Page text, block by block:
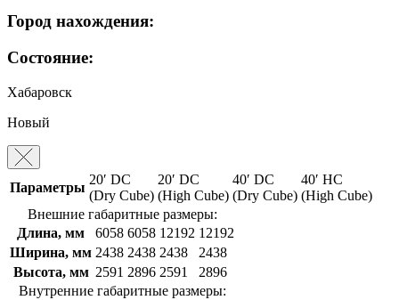
Город нахождения:
Состояние:
Хабаровск
Новый
Параметры
20′ DC
(Dry Cube)
20′ DC
(High Cube)
40′ DC
(Dry Cube)
40′ HC
(High Cube)
Внешние габаритные размеры:
Длина, мм
6058 6058 12192 12192
Ширина, мм 2438 2438 2438
2438
Высота, мм 2591 2896 2591
2896
Внутренние габаритные размеры: